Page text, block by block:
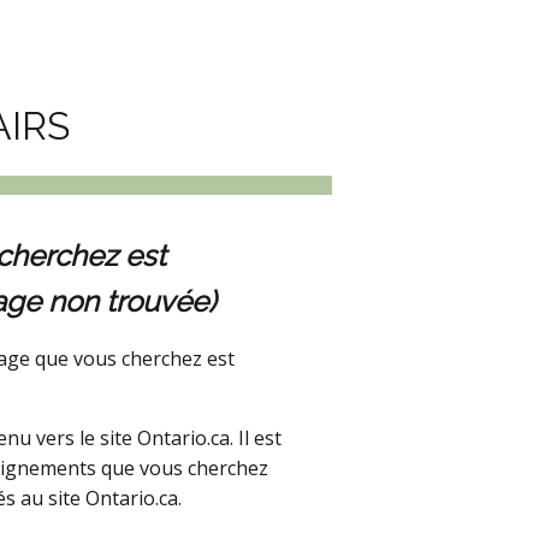
est
non trouvée)
que vous cherchez est
vers le site Ontario.ca. Il est
que vous cherchez
au site Ontario.ca.